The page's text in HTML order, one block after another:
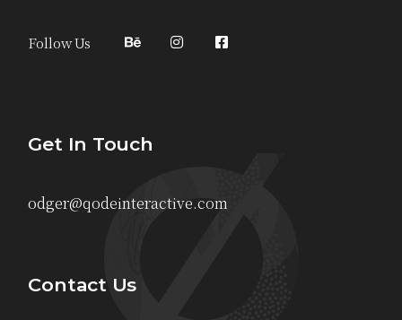
Follow Us
Get In Touch
odger@qodeinteractive.com
Contact Us